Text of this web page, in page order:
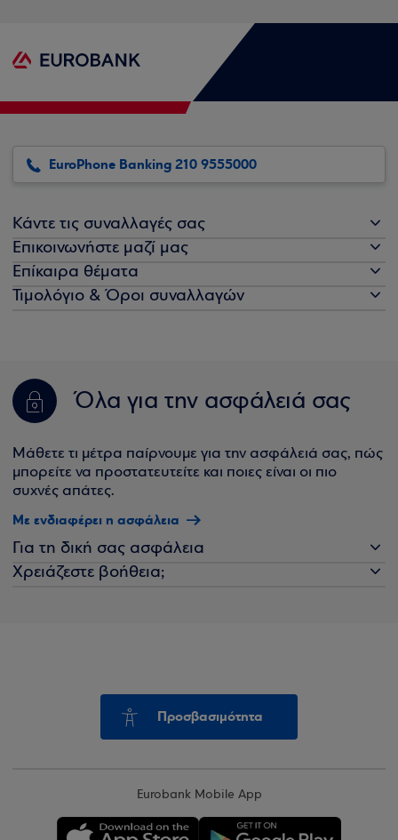
EuroPhone Banking 210 9555000
Κάντε τις συναλλαγές σας
Επικοινωνήστε μαζί μας
Επίκαιρα θέματα
Τιμολόγιο & Όροι συναλλαγών
Όλα για την ασφάλειά σας
Μάθετε τι μέτρα παίρνουμε για την ασφάλειά σας, πώς
μπορείτε να προστατευτείτε και ποιες είναι οι πιο
συχνές απάτες.
Με ενδιαφέρει η ασφάλεια
Για τη δική σας ασφάλεια
Χρειάζεστε βοήθεια;
Προσβασιμότητα
Eurobank Mobile App